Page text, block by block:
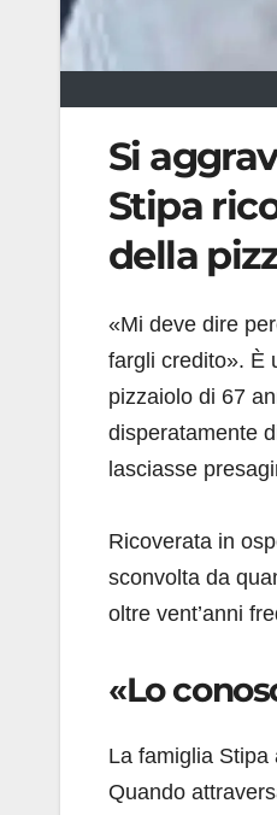
Si
Stipa
della
«Mi deve dire
fargli credito». È
pizzaiolo di 67
disperatamente
lasciasse
Ricoverata in
sconvolta da
oltre vent’anni
«Lo
La famiglia
Quando